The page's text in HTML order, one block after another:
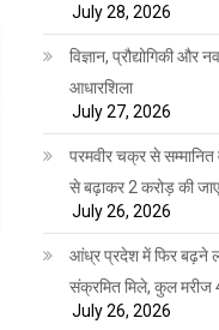
July 28, 2026
विज्ञान, प्रौद्योगिकी और
आधारशिला
July 27, 2026
परमवीर चक्र से
से बढ़ाकर 2 करोड़ की
July 26, 2026
आंध्र प्रदेश में फिर बढ़ने
संक्रमित मिले, कुल मरीज
July 26, 2026